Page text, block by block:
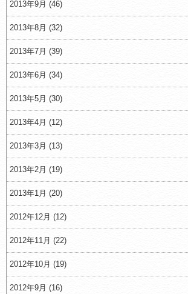
2013年9月 (46)
2013年8月 (32)
2013年7月 (39)
2013年6月 (34)
2013年5月 (30)
2013年4月 (12)
2013年3月 (13)
2013年2月 (19)
2013年1月 (20)
2012年12月 (12)
2012年11月 (22)
2012年10月 (19)
2012年9月 (16)